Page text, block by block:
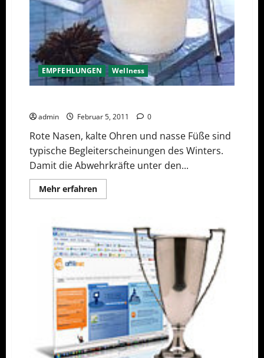
EMPFEHLUNGEN Wellness
admin Februar 5, 2011 0
Rote Nasen, kalte Ohren und nasse Füße sind
typische Begleiterscheinungen des Winters.
Damit die Abwehrkräfte unter den...
Mehr erfahrenMehr
Informationen
den
Winter
mit
MOLKE